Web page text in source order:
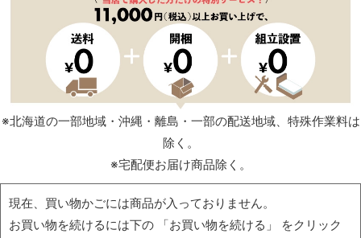
※北海道の一部地域・沖縄・離島・一部の配送地域、特殊作業料は
除く。
※宅配便お届け商品除く。
現在、買い物かごには商品が入っておりません。
お買い物を続けるには下の 「お買い物を続ける」 をクリック